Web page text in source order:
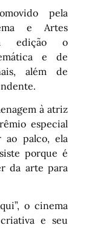
pela
e Artes
edição o
e de
além de
à atriz
especial
ao palco, ela
porque é
da arte para
o cinema
e seu